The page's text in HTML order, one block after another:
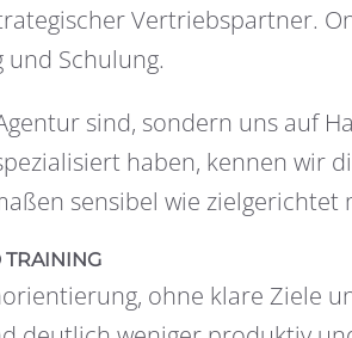
Vertriebspartner.
Schulung.
sind, sondern uns auf
haben, kennen wir
sensibel wie
TRAINING
ohne klare Ziele